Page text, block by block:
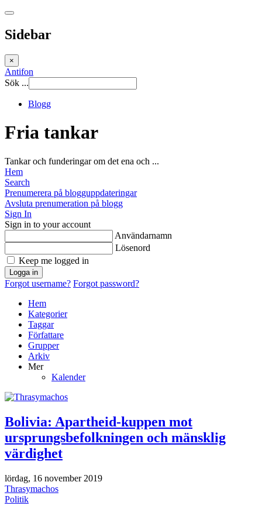
Sidebar
×
Antifon
Sök ...
Blogg
Fria tankar
Tankar och funderingar om det ena och ...
Hem
Search
Prenumerera på blogguppdateringar
Avsluta prenumeration på blogg
Sign In
Sign in to your account
Användarnamn
Lösenord
Keep me logged in
Logga in
Forgot username? Forgot password?
Hem
Kategorier
Taggar
Författare
Grupper
Arkiv
Mer
Kalender
Bolivia: Apartheid-kuppen mot
ursprungsbefolkningen och mänsklig
värdighet
lördag, 16 november 2019
Thrasymachos
Politik